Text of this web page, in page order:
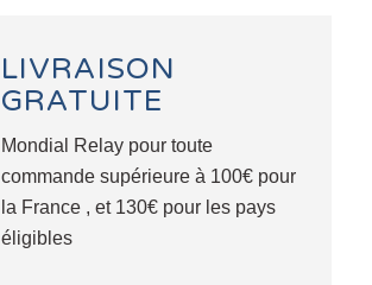
LIVRAISON
GRATUITE
Mondial Relay pour toute
commande supérieure à 100€ pour
la France , et 130€ pour les pays
éligibles